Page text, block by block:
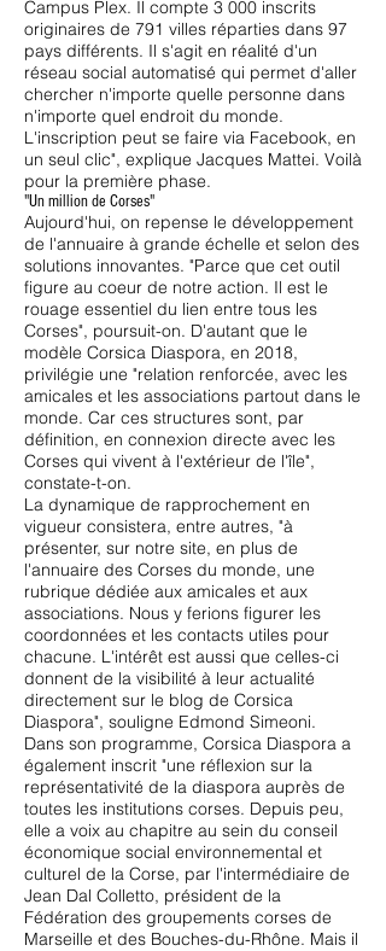
Campus Plex. Il compte 3 000 inscrits
originaires de 791 villes réparties dans 97
pays différents. Il s'agit en réalité d'un
réseau social automatisé qui permet d'aller
chercher n'importe quelle personne dans
n'importe quel endroit du monde.
L'inscription peut se faire via Facebook, en
un seul clic", explique Jacques Mattei. Voilà
pour la première phase.
"Un million de Corses"
Aujourd'hui, on repense le développement
de l'annuaire à grande échelle et selon des
solutions innovantes. "Parce que cet outil
figure au coeur de notre action. Il est le
rouage essentiel du lien entre tous les
Corses", poursuit-on. D'autant que le
modèle Corsica Diaspora, en 2018,
privilégie une "relation renforcée, avec les
amicales et les associations partout dans le
monde. Car ces structures sont, par
définition, en connexion directe avec les
Corses qui vivent à l'extérieur de l'île",
constate-t-on.
La dynamique de rapprochement en
vigueur consistera, entre autres, "à
présenter, sur notre site, en plus de
l'annuaire des Corses du monde, une
rubrique dédiée aux amicales et aux
associations. Nous y ferions figurer les
coordonnées et les contacts utiles pour
chacune. L'intérêt est aussi que celles-ci
donnent de la visibilité à leur actualité
directement sur le blog de Corsica
Diaspora", souligne Edmond Simeoni.
Dans son programme, Corsica Diaspora a
également inscrit "une réflexion sur la
représentativité de la diaspora auprès de
toutes les institutions corses. Depuis peu,
elle a voix au chapitre au sein du conseil
économique social environnemental et
culturel de la Corse, par l'intermédiaire de
Jean Dal Colletto, président de la
Fédération des groupements corses de
Marseille et des Bouches-du-Rhône. Mais il